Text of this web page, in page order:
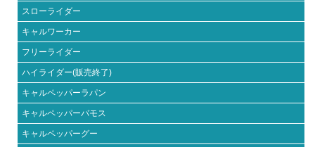
スローライダー
キャルワーカー
フリーライダー
ハイライダー(販売終了)
キャルペッパーラパン
キャルペッパーバモス
キャルペッパーグー